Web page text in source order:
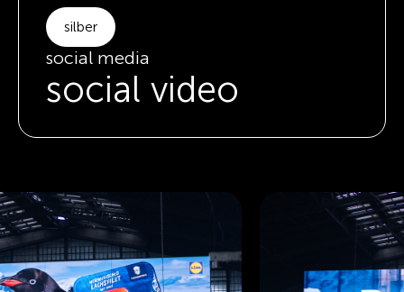
silber
social media
social video